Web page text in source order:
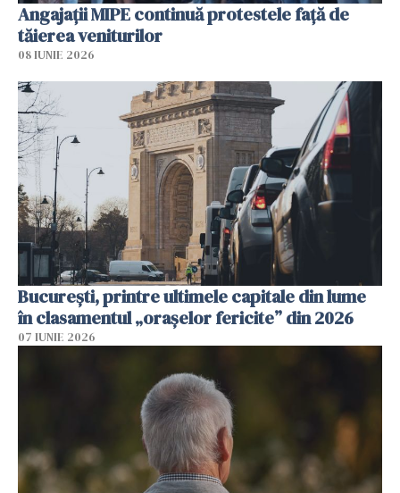
Angajaţii MIPE continuă protestele faţă de
tăierea veniturilor
08 IUNIE 2026
București, printre ultimele capitale din lume
în clasamentul „orașelor fericite” din 2026
07 IUNIE 2026